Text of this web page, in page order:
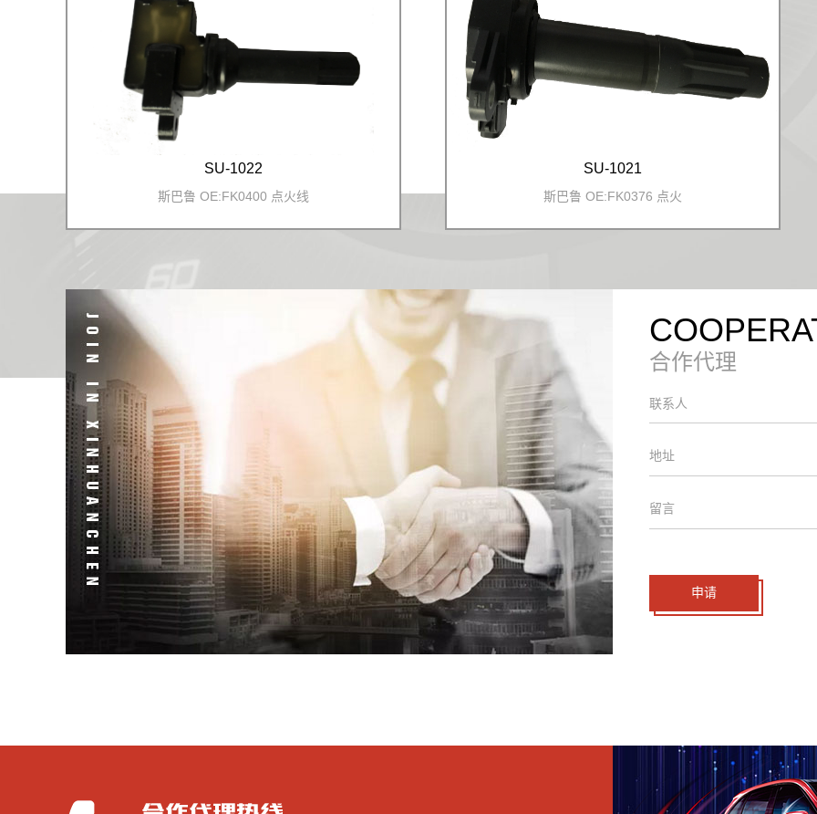
SU-1022
斯巴鲁 OE:FK0400 点火线
SU-1021
斯巴鲁 OE:FK0376 点火
合作代理
联系人
地址
留言